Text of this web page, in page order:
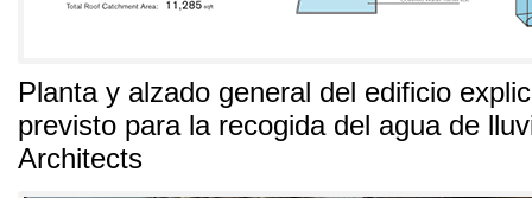
Planta y alzado general del edificio
previsto para la recogida del agua de
Architects